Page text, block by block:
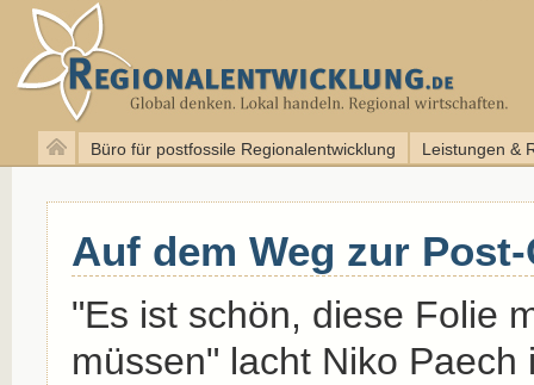
Büro für postfossile Regionalentwicklung Leistungen &
Auf dem Weg zur
"Es ist schön, diese Folie
müssen" lacht Niko Paech